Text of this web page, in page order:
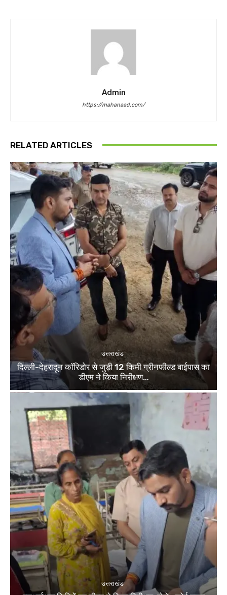
Admin
https://mahanaad.com/
RELATED ARTICLES
उत्तराखंड
दिल्ली-देहरादून कॉरिडोर से जुड़ी 12 किमी ग्रीनफील्ड बाईपास का
डीएम ने किया निरीक्षण…
उत्तराखंड